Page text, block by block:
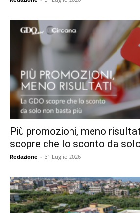
Più promozioni, meno
scopre che lo sconto da
Redazione - 31 Luglio 2026